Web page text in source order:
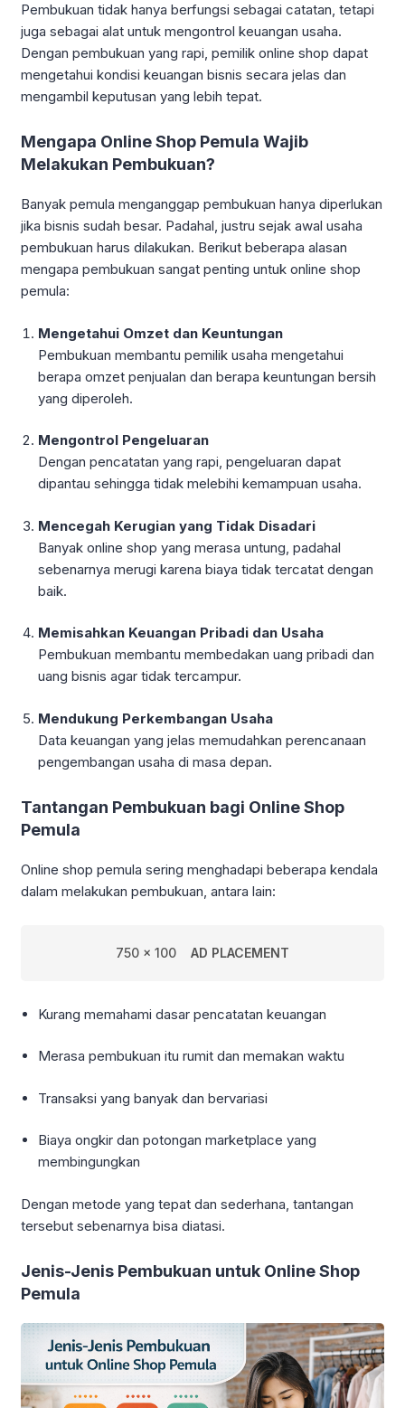
Pembukuan tidak hanya berfungsi sebagai catatan, tetapi
juga sebagai alat untuk mengontrol keuangan usaha.
Dengan pembukuan yang rapi, pemilik online shop dapat
mengetahui kondisi keuangan bisnis secara jelas dan
mengambil keputusan yang lebih tepat.
Mengapa Online Shop Pemula Wajib
Melakukan Pembukuan?
Banyak pemula menganggap pembukuan hanya diperlukan
jika bisnis sudah besar. Padahal, justru sejak awal usaha
pembukuan harus dilakukan. Berikut beberapa alasan
mengapa pembukuan sangat penting untuk online shop
pemula:
Mengetahui Omzet dan Keuntungan
Pembukuan membantu pemilik usaha mengetahui
berapa omzet penjualan dan berapa keuntungan bersih
yang diperoleh.
Mengontrol Pengeluaran
Dengan pencatatan yang rapi, pengeluaran dapat
dipantau sehingga tidak melebihi kemampuan usaha.
Mencegah Kerugian yang Tidak Disadari
Banyak online shop yang merasa untung, padahal
sebenarnya merugi karena biaya tidak tercatat dengan
baik.
Memisahkan Keuangan Pribadi dan Usaha
Pembukuan membantu membedakan uang pribadi dan
uang bisnis agar tidak tercampur.
Mendukung Perkembangan Usaha
Data keuangan yang jelas memudahkan perencanaan
pengembangan usaha di masa depan.
Tantangan Pembukuan bagi Online Shop
Pemula
Online shop pemula sering menghadapi beberapa kendala
dalam melakukan pembukuan, antara lain:
750 x 100 AD PLACEMENT
Kurang memahami dasar pencatatan keuangan
Merasa pembukuan itu rumit dan memakan waktu
Transaksi yang banyak dan bervariasi
Biaya ongkir dan potongan marketplace yang
membingungkan
Dengan metode yang tepat dan sederhana, tantangan
tersebut sebenarnya bisa diatasi.
Jenis-Jenis Pembukuan untuk Online Shop
Pemula